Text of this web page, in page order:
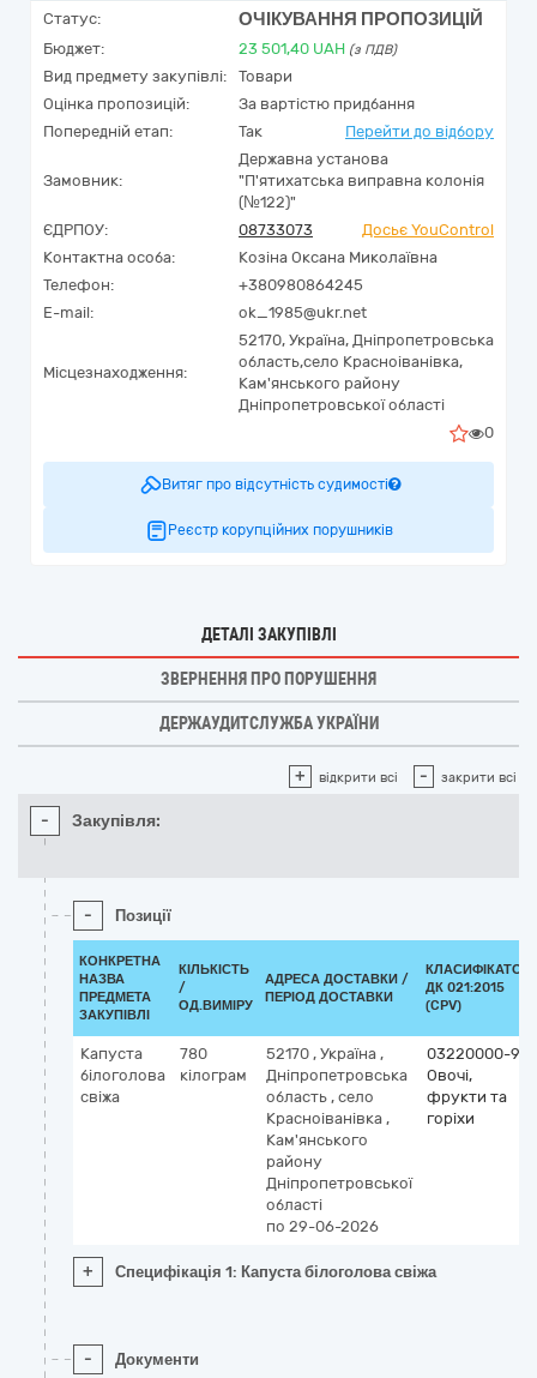
Статус: ОЧІКУВАННЯ ПРОПОЗИЦІЙ
Бюджет: 23 501,40 UAH (з ПДВ)
Вид предмету закупівлі:
Товари
Оцінка пропозицій:
За вартістю придбання
Попередній етап:
Так Перейти до відбору
Замовник:
Державна установа
"П'ятихатська виправна колонія
(№122)"
ЄДРПОУ:
08733073
Досьє YouControl
Контактна особа:
Козіна Оксана Миколаївна
Телефон:
+380980864245
E-mail:
ok_1985@ukr.net
Місцезнаходження:
52170, Україна, Дніпропетровська
область,село Красноіванівка,
Кам'янського району
Дніпропетровської області
0
Витяг про відсутність судимості
Реєстр корупційних порушників
ДЕТАЛІ ЗАКУПІВЛІ
ЗВЕРНЕННЯ ПРО ПОРУШЕННЯ
ДЕРЖАУДИТСЛУЖБА УКРАЇНИ
+ відкрити всі - закрити всі
- Закупівля:
- Позиції
КОНКРЕТНА
НАЗВА
ПРЕДМЕТА
ЗАКУПІВЛІ
КІЛЬКІСТЬ
/
ОД.ВИМІРУ
АДРЕСА ДОСТАВКИ /
ПЕРІОД ДОСТАВКИ
КЛАСИФІКАТОР
ДК 021:2015
(CPV)
Капуста
білоголова
свіжа
780
кілограм
52170 , Україна ,
Дніпропетровська
область , село
Красноіванівка ,
Кам'янського
району
Дніпропетровської
області
по 29-06-2026
03220000-9
Овочі,
фрукти та
горіхи
+ Специфікація 1: Капуста білоголова свіжа
- Документи